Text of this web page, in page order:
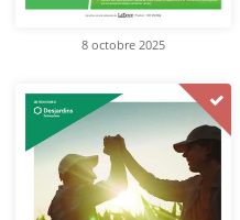
8 octobre 2025